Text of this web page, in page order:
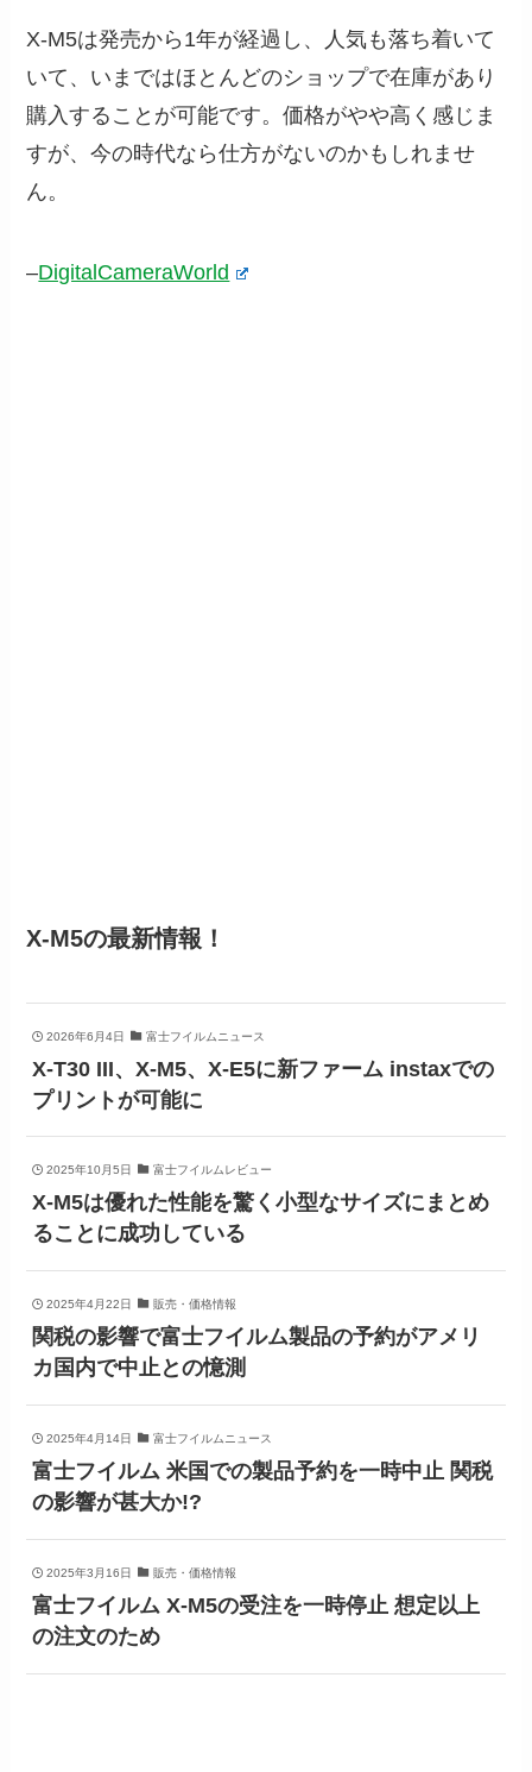
X-M5は発売から1年が経過し、人気も落ち着いて
いて、いまではほとんどのショップで在庫があり
購入することが可能です。価格がやや高く感じま
すが、今の時代なら仕方がないのかもしれませ
ん。
–DigitalCameraWorld
X-M5の最新情報！
2026年6月4日 富士フイルムニュース
X-T30 III、X-M5、X-E5に新ファーム instaxでの
プリントが可能に
2025年10月5日 富士フイルムレビュー
X-M5は優れた性能を驚く小型なサイズにまとめ
ることに成功している
2025年4月22日 販売・価格情報
関税の影響で富士フイルム製品の予約がアメリ
カ国内で中止との憶測
2025年4月14日 富士フイルムニュース
富士フイルム 米国での製品予約を一時中止 関税
の影響が甚大か!?
2025年3月16日 販売・価格情報
富士フイルム X-M5の受注を一時停止 想定以上
の注文のため